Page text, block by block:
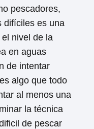
pescadores,
difíciles es una
nivel de la
en aguas
de intentar
algo que todo
al menos una
la técnica
de pescar